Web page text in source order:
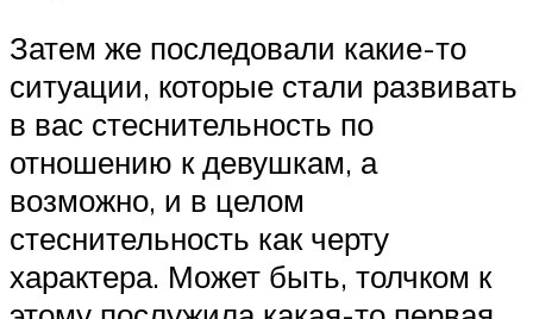
Затем же последовали какие-то
ситуации, которые стали развивать
в вас стеснительность по
отношению к девушкам, а
возможно, и в целом
стеснительность как черту
характера. Может быть, толчком к